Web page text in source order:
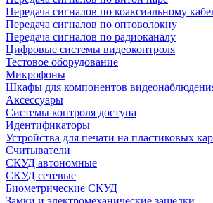
Передача сигналов по коаксиальному
Передача сигналов по оптоволокну
Передача сигналов по радиоканалу
Цифровые системы видеоконтроля
Тестовое оборудование
Микрофоны
Шкафы для компонентов
Аксессуары
Системы контроля доступа
Идентификаторы
Устройства для печати на пластиковых
Считыватели
СКУД автономные
СКУД сетевые
Биометрические СКУД
Замки и электромеханические защелки